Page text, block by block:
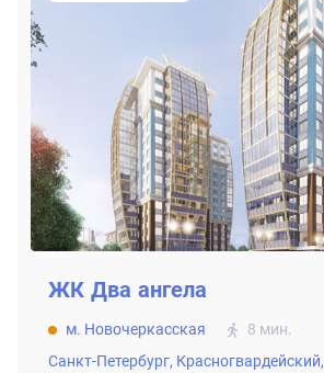
ЖК Два ангела
м. Новочеркасская
8 мин.
Санкт-Петербург, Красногвардейский,